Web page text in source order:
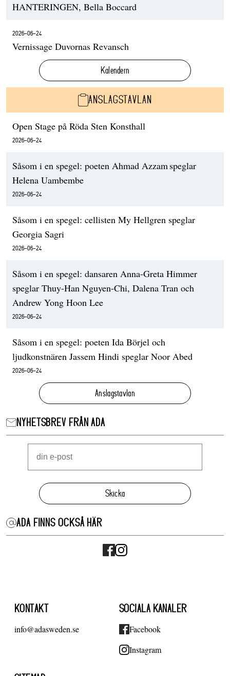
HANTERINGEN, Bella Boccard
2026-06-24
Vernissage Duvornas Revansch
Kalendern
ANSLAGSTAVLAN
Open Stage på Röda Sten Konsthall
2026-06-24
Såsom i en spegel: poeten Ahmad Azzam speglar
Helena Uambembe
2026-06-24
Såsom i en spegel: cellisten My Hellgren speglar
Georgia Sagri
2026-06-24
Såsom i en spegel: dansaren Anna-Greta Himmer
speglar Thuy-Han Nguyen-Chi, Dalena Tran och
Andrew Yong Hoon Lee
2026-06-24
Såsom i en spegel: poeten Ida Börjel och
ljudkonstnären Jassem Hindi speglar Noor Abed
2026-06-24
Anslagstavlan
NYHETSBREV FRÅN ADA
Skicka
ADA FINNS OCKSÅ HÄR
KONTAKT
info@adasweden.se
SOCIALA KANALER
Facebook
Instagram